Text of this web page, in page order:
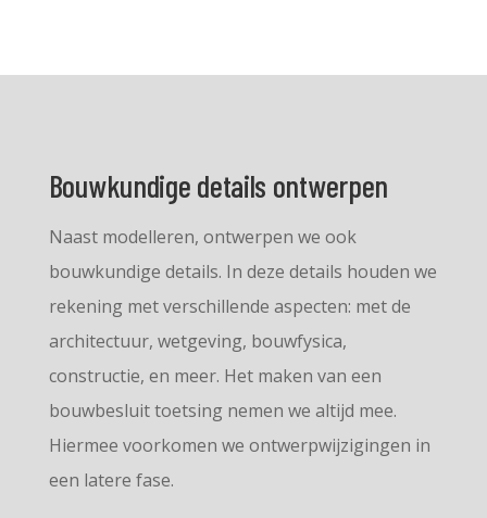
Bouwkundige details ontwerpen
Naast modelleren, ontwerpen we ook
bouwkundige details. In deze details houden we
rekening met verschillende aspecten: met de
architectuur, wetgeving, bouwfysica,
constructie, en meer. Het maken van een
bouwbesluit toetsing nemen we altijd mee.
Hiermee voorkomen we ontwerpwijzigingen in
een latere fase.